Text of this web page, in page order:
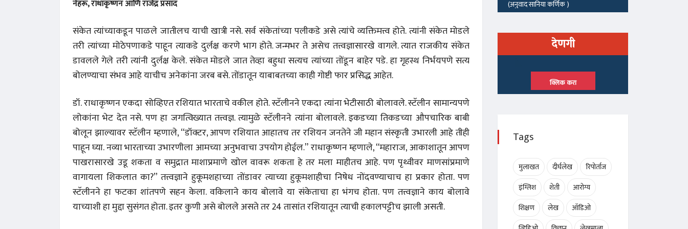
नेहरू, राधाकृष्णन आणि राजेंद्र प्रसाद
संकेत त्यांच्याकडून पाळले जातीलच याची खात्री नसे. सर्व संकेतांच्या पलीकडे असे त्यांचे व्यक्तिमत्त्व होते. त्यांनी संकेत मोडले
तरी त्यांच्या मोठेपणाकडे पाहून त्याकडे दुर्लक्ष करणे भाग होते. जन्मभर ते असेच तत्त्वज्ञासारखे वागले. त्यात राजकीय संकेत
डावलले गेले तरी त्यांनी दुर्लक्ष केले. संकेत मोडले जात तेव्हा बहुधा सत्यच त्यांच्या तोंडून बाहेर पडे. हा गृहस्थ निर्भयपणे सत्य
बोलण्याचा संभव आहे याचीच अनेकांना जरब बसे. तोंडातून याबाबतच्या काही गोष्टी फार प्रसिद्ध आहेत.
डॉ. राधाकृष्णन एकदा सोव्हिएत रशियात भारताचे वकील होते. स्टॅलीनने एकदा त्यांना भेटीसाठी बोलावले. स्टॅलीन सामान्यपणे
लोकांना भेट देत नसे. पण हा जगत्विख्यात तत्त्वज्ञ. त्यामुळे स्टॅलीनने त्यांना बोलावले. इकडच्या तिकडच्या औपचारिक बाबी
बोलून झाल्यावर स्टॅलीन म्हणाले, “डॉक्टर, आपण रशियात आहातच तर रशियन जनतेने जी महान संस्कृती उभारली आहे तीही
पाहून घ्या. नव्या भारताच्या उभारणीला आमच्या अनुभवाचा उपयोग होईल.” राधाकृष्णन म्हणाले, “महाराज, आकाशातून आपण
पाखरासारखे उडू शकता व समुद्रात माशाप्रमाणे खोल वावरू शकता हे तर मला माहीतच आहे. पण पृथ्वीवर माणसांप्रमाणे
वागायला शिकलात का?” तत्त्वज्ञाने हुकूमशहाच्या तोंडावर त्याच्या हुकूमशाहीचा निषेध नोंदवण्याचाच हा प्रकार होता. पण
स्टॅलीनने हा फटका शांतपणे सहन केला. वकिलाने काय बोलावे या संकेताचा हा भंगच होता. पण तत्त्वज्ञाने काय बोलावे
याच्याशी हा मुद्दा सुसंगत होता. इतर कुणी असे बोलले असते तर 24 तासांत रशियातून त्याची हकालपट्टीच झाली असती.
देणगी
क्लिक करा
Tags
मुलाखत दीर्घलेख
रिपोर्ताज
इंग्लिश
शेती
आरोग्य
शिक्षण
लेख
ऑडिओ